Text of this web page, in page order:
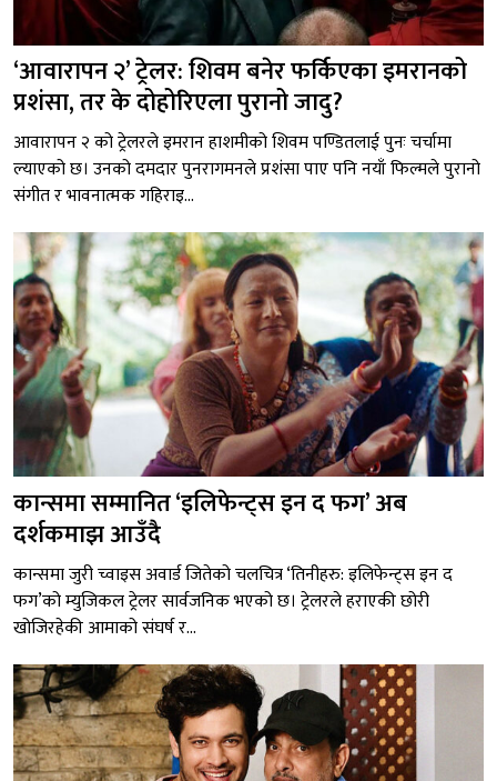
‘आवारापन २’ ट्रेलर: शिवम बनेर फर्किएका इमरानको
प्रशंसा, तर के दोहोरिएला पुरानो जादु?
आवारापन २ को ट्रेलरले इमरान हाशमीको शिवम पण्डितलाई पुनः चर्चामा
ल्याएको छ। उनको दमदार पुनरागमनले प्रशंसा पाए पनि नयाँ फिल्मले पुरानो
संगीत र भावनात्मक गहिराइ...
कान्समा सम्मानित ‘इलिफेन्ट्स इन द फग’ अब
दर्शकमाझ आउँदै
कान्समा जुरी च्वाइस अवार्ड जितेको चलचित्र ‘तिनीहरु: इलिफेन्ट्स इन द
फग’को म्युजिकल ट्रेलर सार्वजनिक भएको छ। ट्रेलरले हराएकी छोरी
खोजिरहेकी आमाको संघर्ष र...